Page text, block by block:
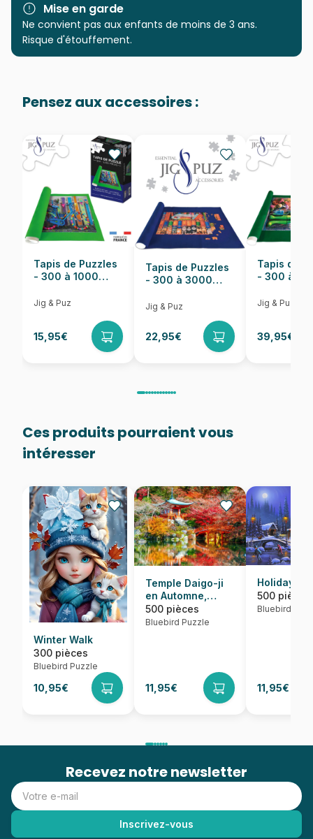
Catégorie Puzzles - Pirates et Vikings
Age
à partir de 5 ans (31 à 49
Provenance Fabriqué en France
EAN 3663384900457
Nombre de pièces 48 pièces
Dimensions 48 x 34 cm
Mise en garde
Ne convient pas aux enfants de moins de 3 ans.
Risque d'étouffement.
Pensez aux accessoires :
Tapis de Puzzles
- 300 à 1000
Jig & Puz
15,95€
Tapis de Puzzles
- 300 à 3000
Jig & Puz
22,95€
Tapis de
- 300 à
Jig & Puz
39,95€
Ces produits pourraient vous
intéresser
Winter Walk
300 pièces
Bluebird Puzzle
10,95€
Temple Daigo-ji
en Automne,
Kyoto
500 pièces
Bluebird Puzzle
11,95€
Holiday
500 pièces
Bluebird
11,95€
Recevez notre newsletter